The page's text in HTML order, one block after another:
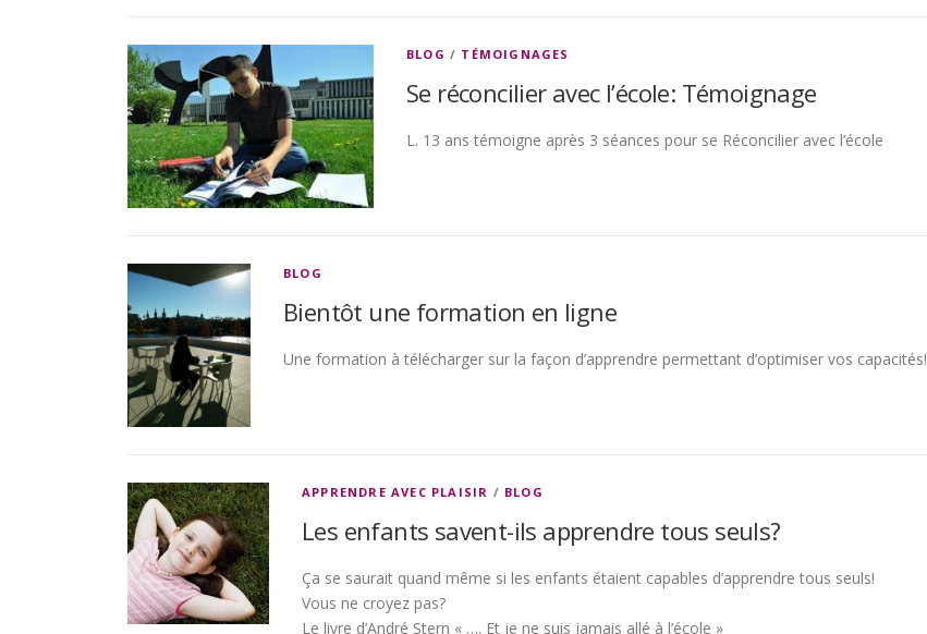
BLOG / TÉMOIGNAGES
Se réconcilier avec l’école: Témoignage
L. 13 ans témoigne après 3 séances pour se Réconcilier avec l’école
BLOG
Bientôt une formation en ligne
Une formation à télécharger sur la façon d’apprendre permettant d’optimiser vos capacités!
APPRENDRE AVEC PLAISIR / BLOG
Les enfants savent-ils apprendre tous seuls?
Ça se saurait quand même si les enfants étaient capables d’apprendre tous seuls!
Vous ne croyez pas?
Le livre d’André Stern « …. Et je ne suis jamais allé à l’école »